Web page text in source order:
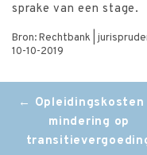
sprake van een stage.
Bron: Rechtbank |
10-10-2019
Post
navigation
← Opleidingskosten
mindering op